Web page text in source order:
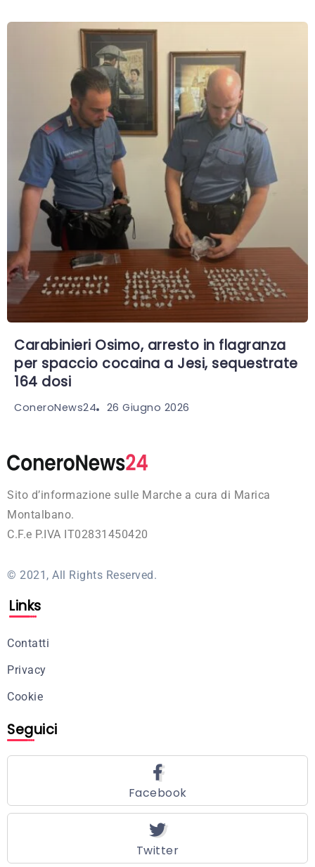
Carabinieri Osimo, arresto in flagranza
per spaccio cocaina a Jesi, sequestrate
164 dosi
ConeroNews24 26 Giugno 2026
Sito d’informazione sulle Marche a cura di Marica
Montalbano.
C.F.e P.IVA IT02831450420
© 2021, All Rights Reserved.
Links
Contatti
Privacy
Cookie
Seguici
Facebook
Twitter